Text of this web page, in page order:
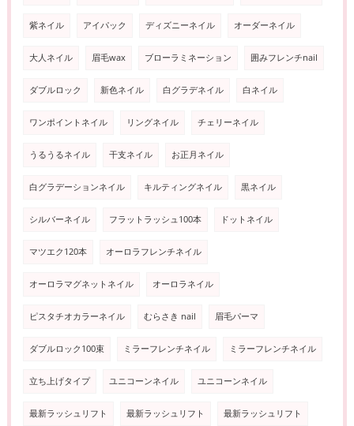
紫ネイル アイパック ディズニーネイル オーダーネイル
大人ネイル 眉毛wax ブローラミネーション 囲みフレンチnail
ダブルロック 新色ネイル 白グラデネイル 白ネイル
ワンポイントネイル リングネイル チェリーネイル
うるうるネイル 干支ネイル お正月ネイル
白グラデーションネイル キルティングネイル 黒ネイル
シルバーネイル フラットラッシュ100本 ドットネイル
マツエク120本 オーロラフレンチネイル
オーロラマグネットネイル オーロラネイル
ピスタチオカラーネイル むらさき nail 眉毛パーマ
ダブルロック100束 ミラーフレンチネイル ミラーフレンチネイル
立ち上げタイプ ユニコーンネイル ユニコーンネイル
最新ラッシュリフト 最新ラッシュリフト 最新ラッシュリフト